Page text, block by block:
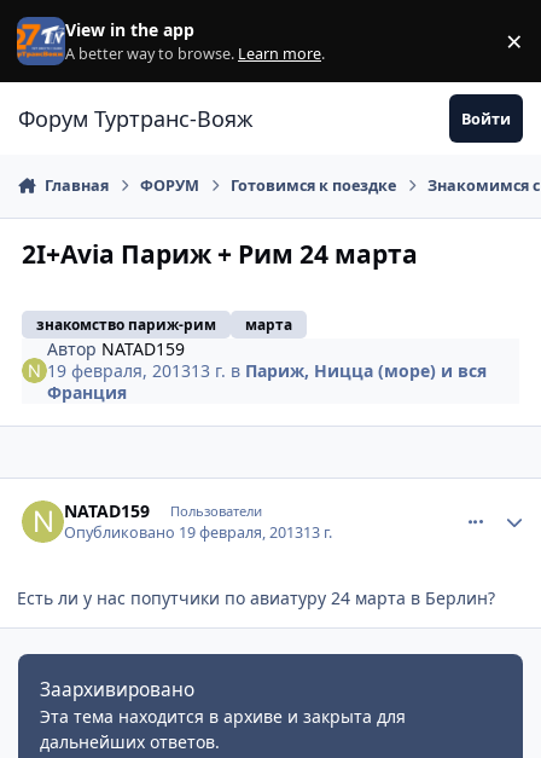
Перейти к содержанию
View in the app
A better way to browse. Learn more. ×
Форум Туртранс-Вояж Войти
Главная ФОРУМ Готовимся к поездке Знакомимся
2I+Avia Париж + Рим 24 марта
знакомство париж-рим марта
Автор NATAD159
19 февраля, 201313 г. в Париж, Ницца (море) и вся
Франция
NATAD159 Пользователи
Опубликовано 19 февраля, 201313 г.
Есть ли у нас попутчики по авиатуру 24 марта в Берлин?
Заархивировано
Эта тема находится в архиве и закрыта для
дальнейших ответов.